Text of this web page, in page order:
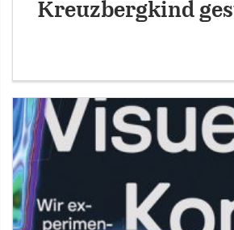
Kreuzbergkind